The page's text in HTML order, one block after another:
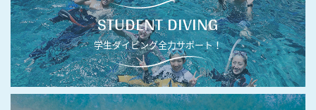
STUDENT DIVING
学生ダイビング全力サポート！